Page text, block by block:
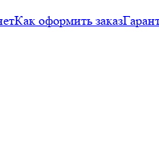
Как оформить заказ